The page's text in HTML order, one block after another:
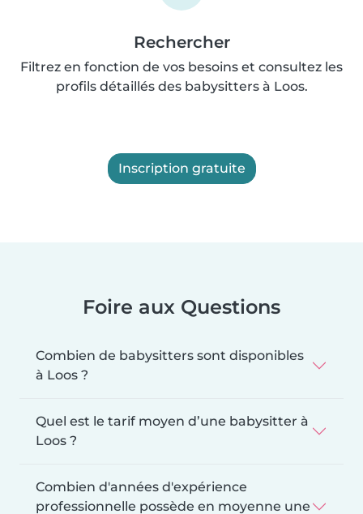
Rechercher
Filtrez en fonction de vos besoins et consultez les
profils détaillés des babysitters à Loos.
Inscription gratuite
Foire aux Questions
Combien de babysitters sont disponibles
à Loos ?
Quel est le tarif moyen d’une babysitter à
Loos ?
Combien d'années d'expérience
professionnelle possède en moyenne une